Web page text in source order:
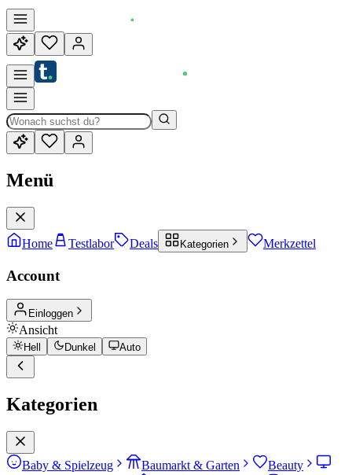
Menü
Home Testlabor Deals Kategorien Merkzettel
Account
Einloggen
Ansicht
Hell Dunkel Auto
Kategorien
Baby & Spielzeug Baumarkt & Garten
Beauty